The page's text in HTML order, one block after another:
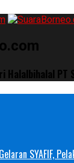
Halalbihalal PT
SYAFIF,